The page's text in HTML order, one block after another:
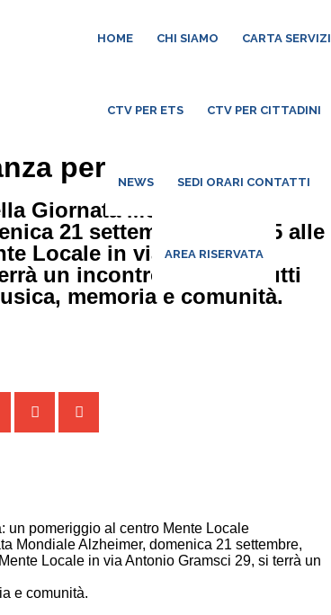
HOME CHI SIAMO CARTA SERVIZI
CTV PER ETS CTV PER CITTADINI
NEWS SEDI ORARI CONTATTI
AREA RISERVATA
per la Terza età
Giornata Mondiale
21 settembre, dalle 15 alle
Locale in via Antonio
un incontro aperto a tutti
memoria e comunità.
un pomeriggio al centro Mente Locale
Mondiale Alzheimer, domenica 21 settembre,
Locale in via Antonio Gramsci 29, si terrà un
e comunità.